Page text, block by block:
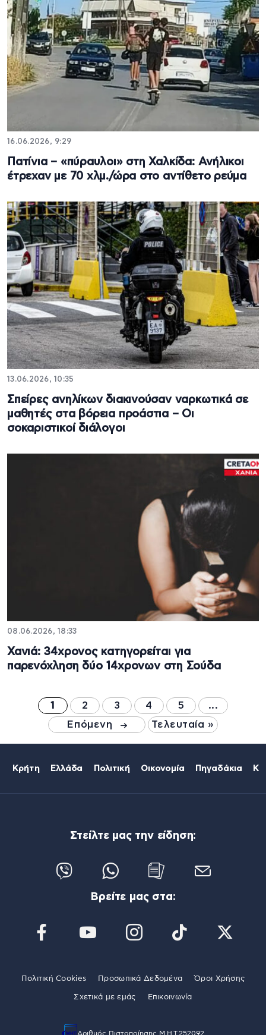
16.06.2026, 9:29
Πατίνια – «πύραυλοι» στη Χαλκίδα: Ανήλικοι
έτρεχαν με 70 χλμ./ώρα στο αντίθετο ρεύμα
13.06.2026, 10:35
Σπείρες ανηλίκων διακινούσαν ναρκωτικά σε
μαθητές στα βόρεια προάστια – Οι
σοκαριστικοί διάλογοι
08.06.2026, 18:33
Χανιά: 34χρονος κατηγορείται για
παρενόχληση δύο 14χρονων στη Σούδα
1 2 3 4 5
...
Επόμενη
Τελευταία »
Κρήτη Ελλάδα Πολιτική Οικονομία Πηγαδάκια
Στείλτε μας την είδηση:
Βρείτε μας στα:
Πολιτική Cookies Προσωπικά Δεδομένα Όροι Χρήσης
Σχετικά με εμάς Επικοινωνία
Αριθμός Πιστοποίησης Μ.Η.Τ.252092